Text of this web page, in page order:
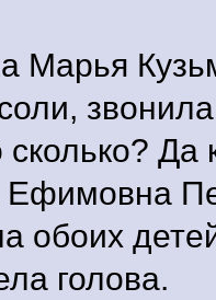
Марья
Ефимовна
обоих
голова.